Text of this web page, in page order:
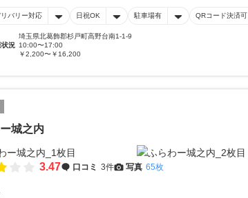
バリー対応 日祝OK 駐車場有 QRコード決済可
埼玉県北葛飾郡杉戸町高野台南1-1-9
状況 10:00〜17:00
￥2,200〜￥16,200
城之内
3.47 口コミ 3件 写真 65枚